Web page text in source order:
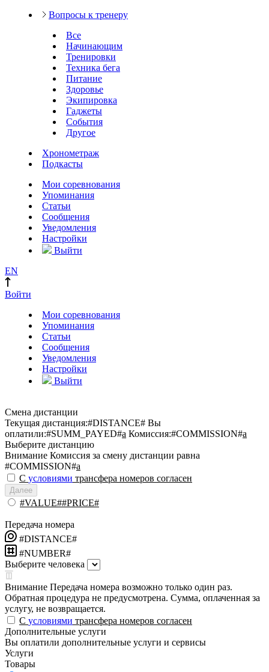
Вопросы к тренеру
Все
Начинающим
Тренировки
Техника бега
Питание
Здоровье
Экипировка
Гаджеты
События
Другое
Хронометраж
Подкасты
Мои соревнования
Упоминания
Статьи
Сообщения
Уведомления
Настройки
Выйти
EN
Войти
Мои соревнования
Упоминания
Статьи
Сообщения
Уведомления
Настройки
Выйти
Смена дистанции
Текущая дистанция:#DISTANCE# Вы
оплатили:#SUMM_PAYED#a Комиссия:#COMMISSION#a
Выберите дистанцию
Внимание Комиссия за смену дистанции равна
#COMMISSION#a
С условиями трансфера номеров согласен
Далее
#VALUE##PRICE#
Передача номера
#DISTANCE#
#NUMBER#
Выберите человека
Внимание Передача номера возможно только один раз.
Обратная процедура не предусмотрена. Сумма, оплаченная за
услугу, не возвращается.
С условиями трансфера номеров согласен
Дополнительные услуги
Вы оплатили дополнительные услуги и сервисы
Услуги
Товары